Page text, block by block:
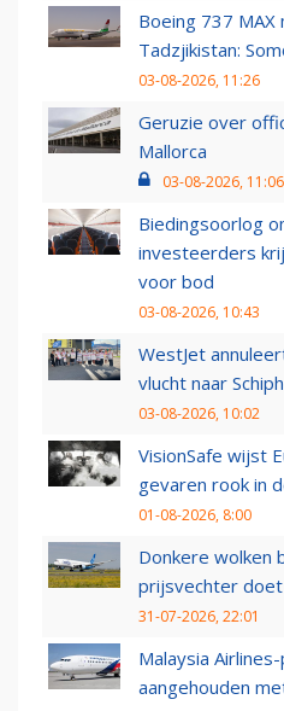
Boeing 737 MAX
Tadzjikistan:
03-08-2026, 11:26
Geruzie over
Mallorca
03-08-2026, 11:06
Biedingsoorlog
investeerders
voor bod
03-08-2026, 10:43
WestJet
vlucht naar
03-08-2026, 10:02
VisionSafe wijst
gevaren rook in
01-08-2026, 8:00
Donkere wolken
prijsvechter
31-07-2026, 22:01
Malaysia
aangehouden